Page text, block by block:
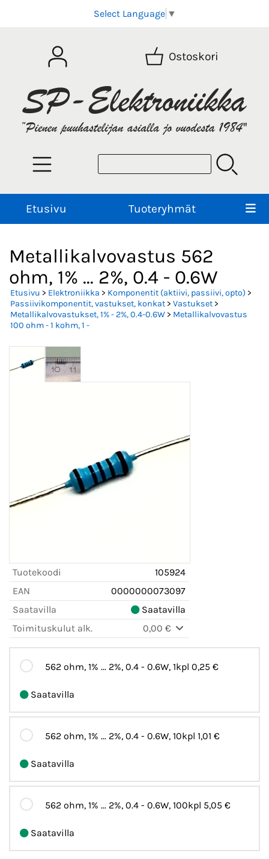
Select Language ▼
Ostoskori
Etusivu Tuoteryhmät
Metallikalvovastus 562
ohm, 1% ... 2%, 0.4 - 0.6W
Etusivu > Elektroniikka > Komponentit (aktiivi, passiivi, opto) >
Passiivikomponentit, vastukset, konkat> Vastukset>
Metallikalvovastukset, 1% - 2%, 0.4-0.6W> Metallikalvovastus
100 ohm - 1 kohm, 1 -
Tuotekoodi
105924
EAN
0000000073097
Saatavilla
Saatavilla
Toimituskulut alk.
0,00 €
562 ohm, 1% ... 2%, 0.4 - 0.6W, 1kpl 0,25 €
Saatavilla
562 ohm, 1% ... 2%, 0.4 - 0.6W, 10kpl 1,01 €
Saatavilla
562 ohm, 1% ... 2%, 0.4 - 0.6W, 100kpl 5,05 €
Saatavilla